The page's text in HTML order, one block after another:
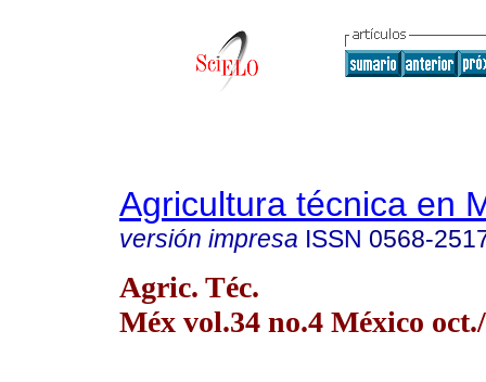
Agricultura técnica en
versión impresa ISSN 0568-
Agric. Téc.
Méx vol.34 no.4 México